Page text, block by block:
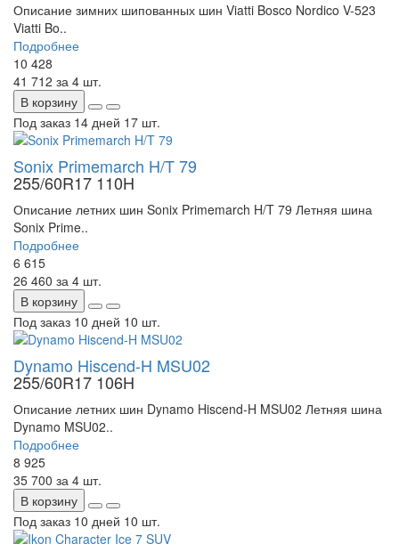
Описание зимних шипованных шин Viatti Bosco Nordico V-523
Viatti Bo..
Подробнее
10 428
41 712 за 4 шт.
В корзину
Под заказ 14 дней 17 шт.
Sonix Primemarch H/T 79
255/60R17 110H
Описание летних шин Sonix Primemarch H/T 79 Летняя шина
Sonix Prime..
Подробнее
6 615
26 460 за 4 шт.
В корзину
Под заказ 10 дней 10 шт.
Dynamo Hiscend-H MSU02
255/60R17 106H
Описание летних шин Dynamo Hiscend-H MSU02 Летняя шина
Dynamo MSU02..
Подробнее
8 925
35 700 за 4 шт.
В корзину
Под заказ 10 дней 10 шт.